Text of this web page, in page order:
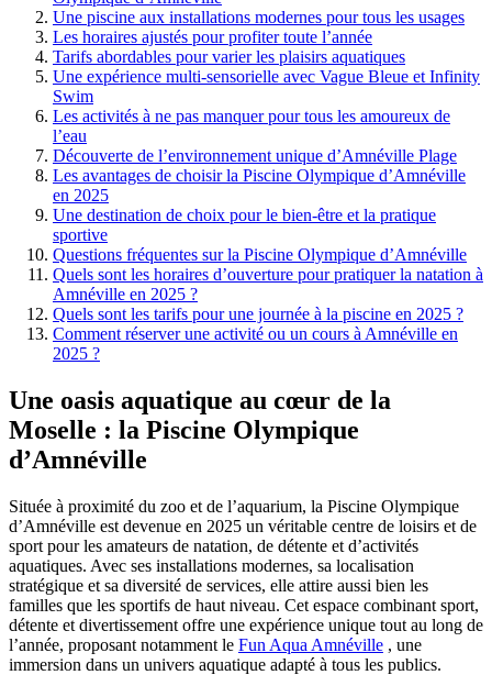
Une piscine aux installations modernes pour tous les usages
Les horaires ajustés pour profiter toute l’année
Tarifs abordables pour varier les plaisirs aquatiques
Une expérience multi-sensorielle avec Vague Bleue et Infinity
Swim
Les activités à ne pas manquer pour tous les amoureux de
l’eau
Découverte de l’environnement unique d’Amnéville Plage
Les avantages de choisir la Piscine Olympique d’Amnéville
en 2025
Une destination de choix pour le bien-être et la pratique
sportive
Questions fréquentes sur la Piscine Olympique d’Amnéville
Quels sont les horaires d’ouverture pour pratiquer la natation à
Amnéville en 2025 ?
Quels sont les tarifs pour une journée à la piscine en 2025 ?
Comment réserver une activité ou un cours à Amnéville en
2025 ?
Une oasis aquatique au cœur de la
Moselle : la Piscine Olympique
d’Amnéville
Située à proximité du zoo et de l’aquarium, la Piscine Olympique
d’Amnéville est devenue en 2025 un véritable centre de loisirs et de
sport pour les amateurs de natation, de détente et d’activités
aquatiques. Avec ses installations modernes, sa localisation
stratégique et sa diversité de services, elle attire aussi bien les
familles que les sportifs de haut niveau. Cet espace combinant sport,
détente et divertissement offre une expérience unique tout au long de
l’année, proposant notamment le Fun Aqua Amnéville , une
immersion dans un univers aquatique adapté à tous les publics.